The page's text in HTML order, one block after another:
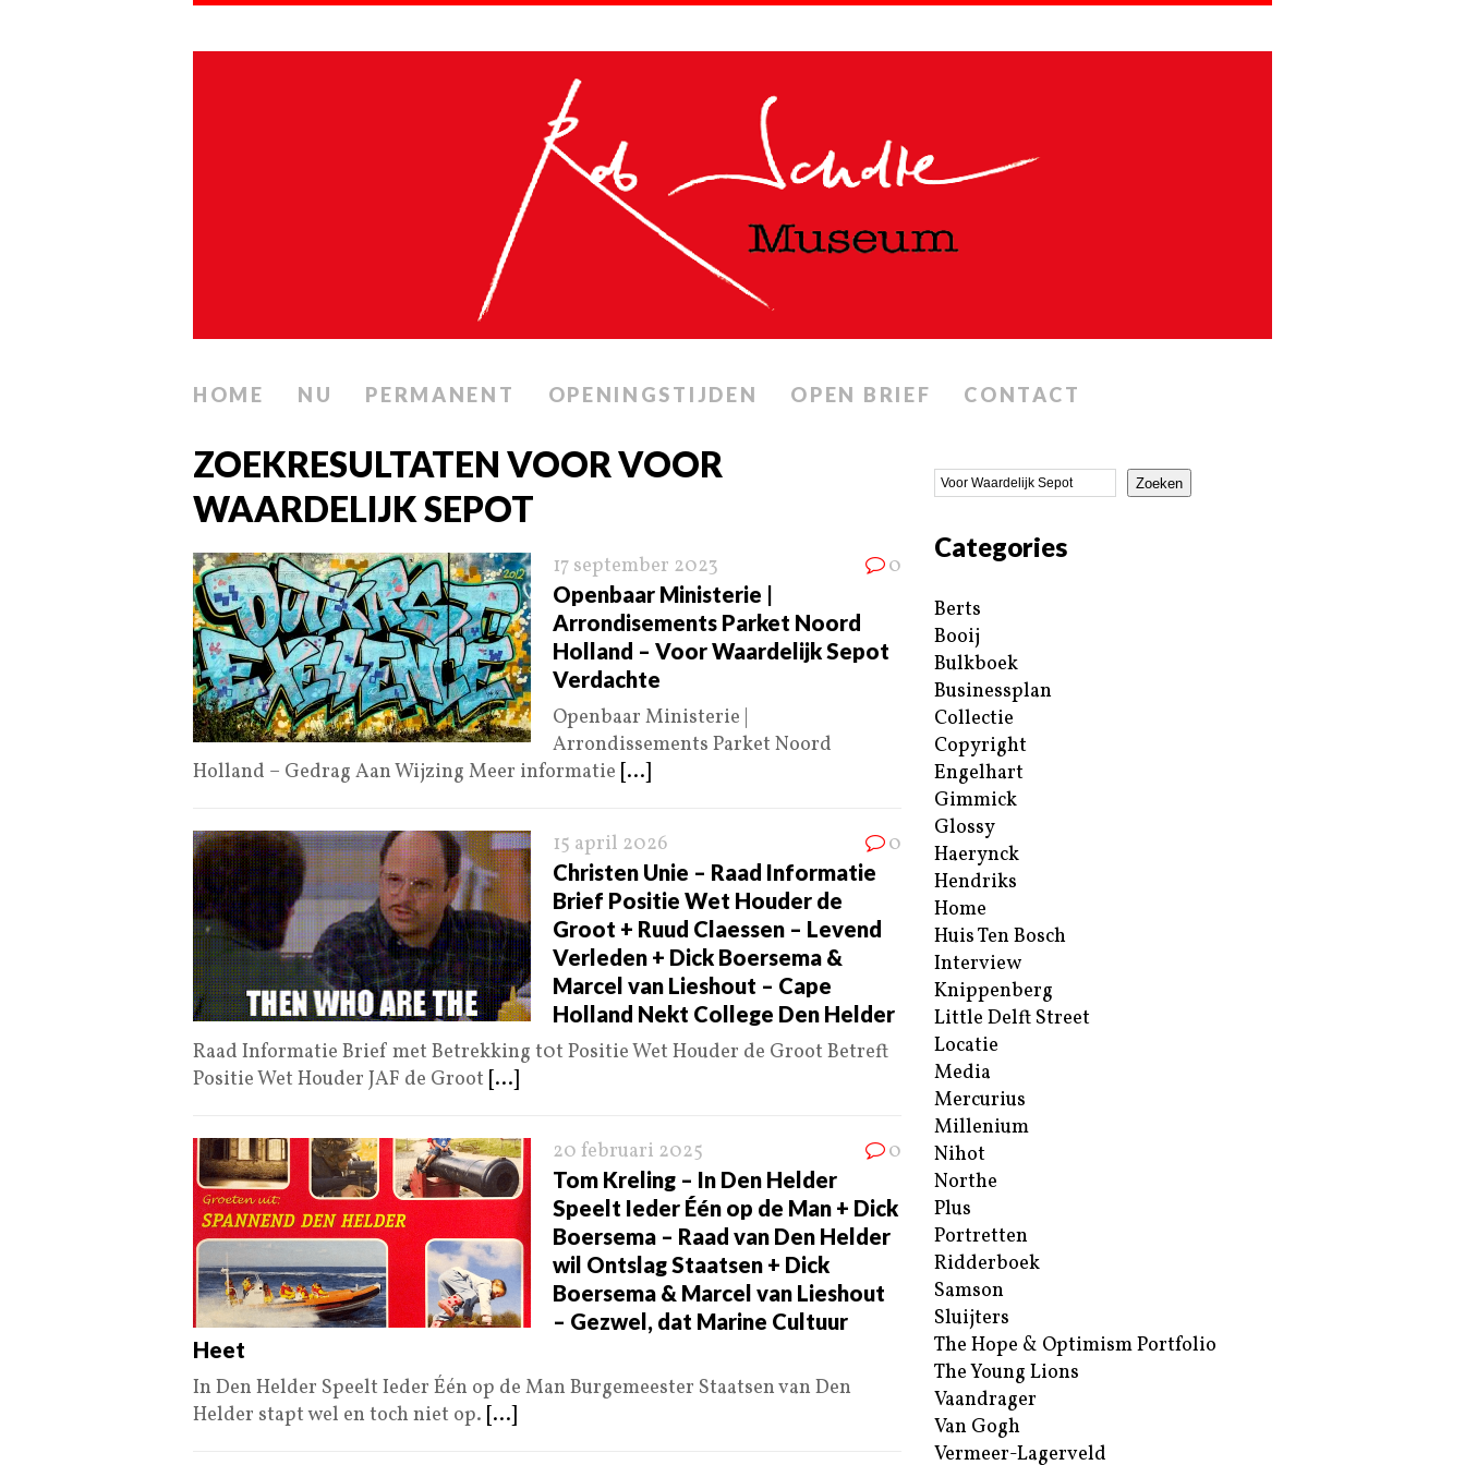
HOME NU PERMANENT OPENINGSTIJDEN OPEN BRIEF CONTACT
ZOEKRESULTATEN VOOR VOOR
WAARDELIJK SEPOT
17 september 2023 0
Openbaar Ministerie |
Arrondisements Parket Noord
Holland – Voor Waardelijk Sepot
Verdachte
Openbaar Ministerie |
Arrondissements Parket Noord
Holland – Gedrag Aan Wijzing Meer informatie [...]
15 april 2026 0
Christen Unie – Raad Informatie
Brief Positie Wet Houder de
Groot + Ruud Claessen – Levend
Verleden + Dick Boersema &
Marcel van Lieshout – Cape
Holland Nekt College Den Helder
Raad Informatie Brief met Betrekking t0t Positie Wet Houder de Groot Betreft
Positie Wet Houder JAF de Groot [...]
20 februari 2025 0
Tom Kreling – In Den Helder
Speelt Ieder Één op de Man + Dick
Boersema – Raad van Den Helder
wil Ontslag Staatsen + Dick
Boersema & Marcel van Lieshout
– Gezwel, dat Marine Cultuur
Heet
In Den Helder Speelt Ieder Één op de Man Burgemeester Staatsen van Den
Helder stapt wel en toch niet op. [...]
Zoeken
Categories
Berts
Booij
Bulkboek
Businessplan
Collectie
Copyright
Engelhart
Gimmick
Glossy
Haerynck
Hendriks
Home
Huis Ten Bosch
Interview
Knippenberg
Little Delft Street
Locatie
Media
Mercurius
Millenium
Nihot
Northe
Plus
Portretten
Ridderboek
Samson
Sluijters
The Hope & Optimism Portfolio
The Young Lions
Vaandrager
Van Gogh
Vermeer-Lagerveld